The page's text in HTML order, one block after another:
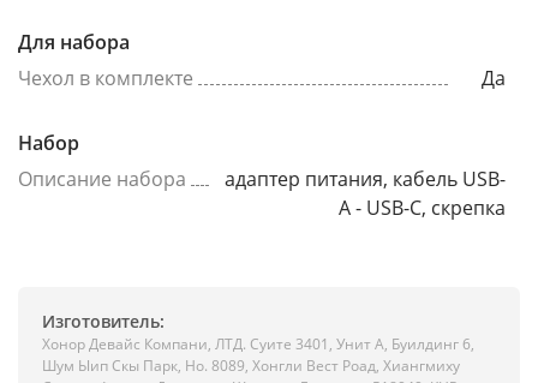
Для набора
Чехол в комплекте
Да
Набор
Описание набора
адаптер питания, кабель USB-
A - USB-C, скрепка
Изготовитель:
Хонор Девайс Компани, ЛТД. Суите 3401, Унит A, Буилдинг 6,
Шум Ыип Скы Парк, Но. 8089, Хонгли Вест Роад, Xиангмиху